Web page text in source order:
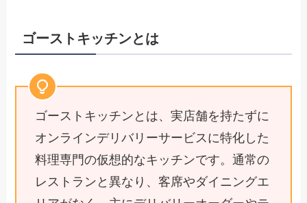
ゴーストキッチンとは
ゴーストキッチンとは、実店舗を持たずに
オンラインデリバリーサービスに特化した
料理専門の仮想的なキッチンです。通常の
レストランと異なり、客席やダイニングエ